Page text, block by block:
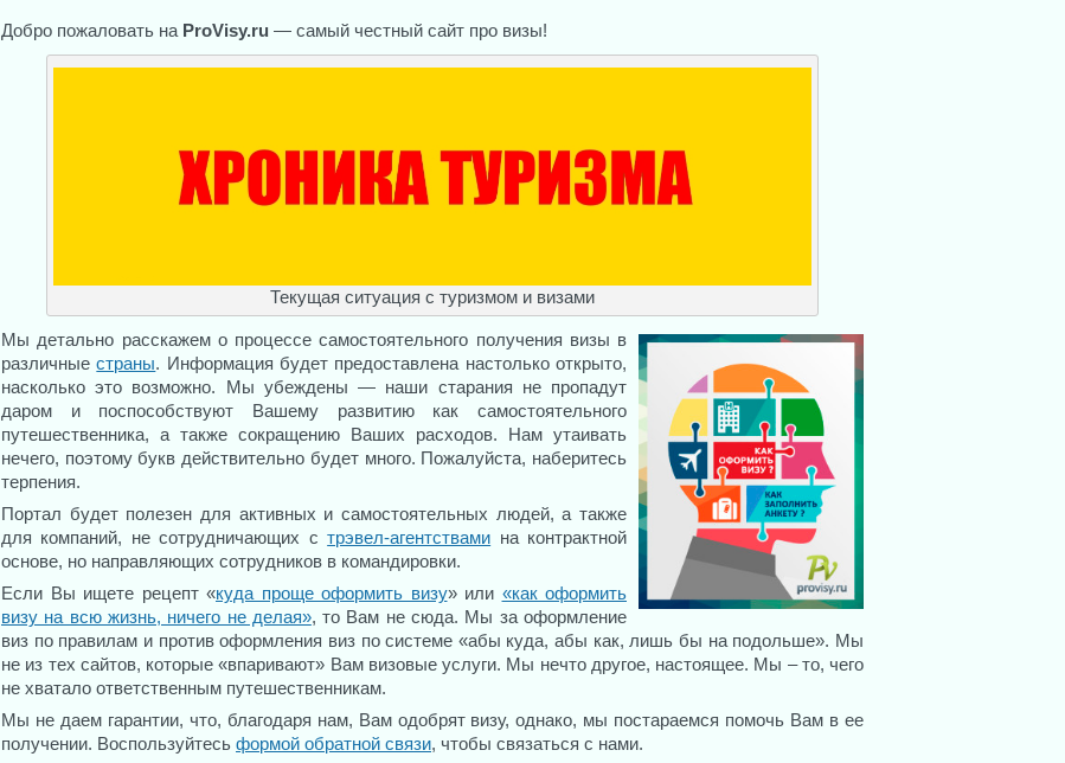
Добро пожаловать на ProVisy.ru — самый честный сайт про визы!
Текущая ситуация с туризмом и визами
Мы детально расскажем о процессе самостоятельного получения визы в
различныестраны. Информация будет предоставлена настолько открыто,
насколько это возможно. Мы убеждены — наши старания не пропадут
даром и поспособствуют Вашему развитию как самостоятельного
путешественника, а также сокращению Ваших расходов. Нам утаивать
нечего, поэтому букв действительно будет много. Пожалуйста, наберитесь
терпения.
Портал будет полезен для активных и самостоятельных людей, а также
для компаний, не сотрудничающих стрэвел-агентствами на контрактной
основе, но направляющих сотрудников в командировки.
Если Вы ищете рецепт «куда проще оформить визу» или «как оформить
визу на всю жизнь, ничего не делая», то Вам не сюда. Мы за оформление
виз по правилам и против оформления виз по системе «абы куда, абы как, лишь бы на подольше». Мы
не из тех сайтов, которые «впаривают» Вам визовые услуги. Мы нечто другое, настоящее. Мы – то, чего
не хватало ответственным путешественникам.
Мы не даем гарантии, что, благодаря нам, Вам одобрят визу, однако, мы постараемся помочь Вам в ее
получении. Воспользуйтесь формой обратной связи, чтобы связаться с нами.